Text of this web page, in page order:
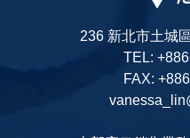
236 新北市土城
TEL:
FAX: